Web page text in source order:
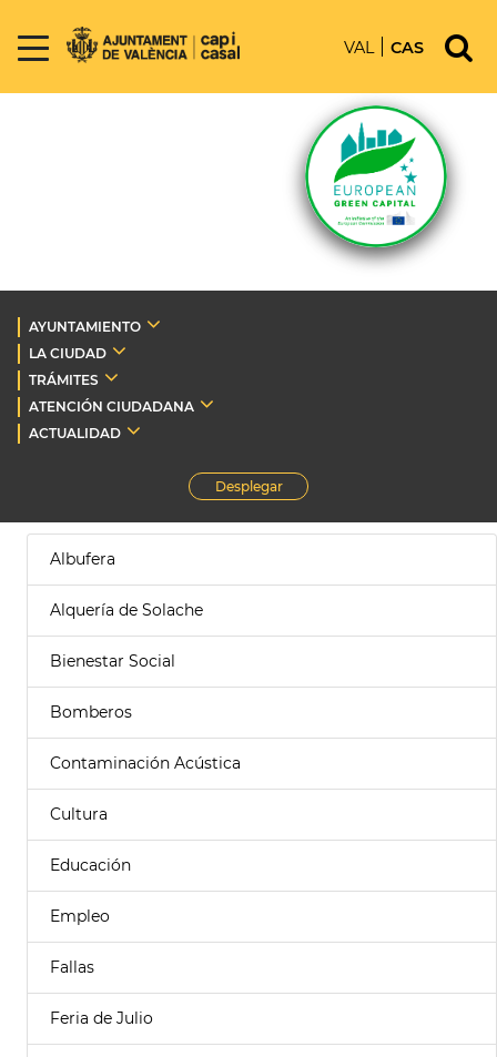
VAL CAS
AYUNTAMIENTO
LA CIUDAD
TRÁMITES
ATENCIÓN CIUDADANA
ACTUALIDAD
Desplegar
Albufera
Alquería de Solache
Bienestar Social
Bomberos
Contaminación Acústica
Cultura
Educación
Empleo
Fallas
Feria de Julio